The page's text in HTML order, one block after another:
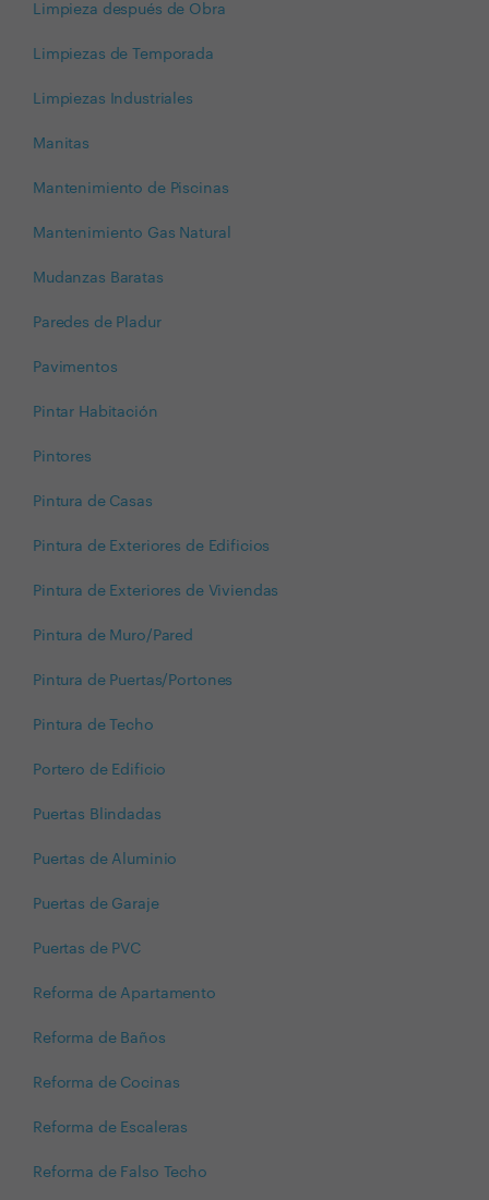
Limpieza después de Obra
Limpiezas de Temporada
Limpiezas Industriales
Manitas
Mantenimiento de Piscinas
Mantenimiento Gas Natural
Mudanzas Baratas
Paredes de Pladur
Pavimentos
Pintar Habitación
Pintores
Pintura de Casas
Pintura de Exteriores de Edificios
Pintura de Exteriores de Viviendas
Pintura de Muro/Pared
Pintura de Puertas/Portones
Pintura de Techo
Portero de Edificio
Puertas Blindadas
Puertas de Aluminio
Puertas de Garaje
Puertas de PVC
Reforma de Apartamento
Reforma de Baños
Reforma de Cocinas
Reforma de Escaleras
Reforma de Falso Techo